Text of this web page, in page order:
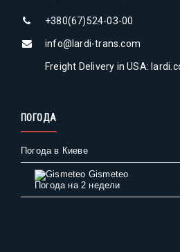
+380(67)524-03-00
info@lardi-trans.com
Freight Delivery in USA:
ПОГОДА
Погода в Киеве
Gismeteo
Погода на 2 недели